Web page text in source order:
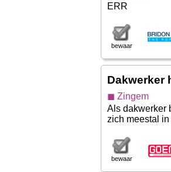
ERR
bewaar
Dakwerker
◼ Zingem
Als dakwerker
zich meestal
bewaar